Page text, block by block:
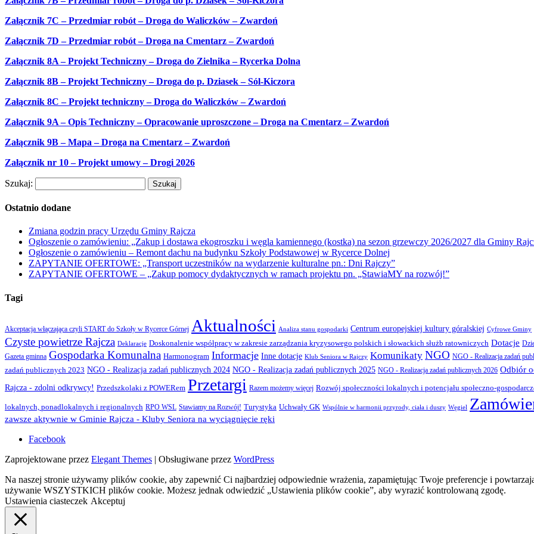
Załącznik 7C – Przedmiar robót – Droga do Waliczków – Zwardoń
Załącznik 7D – Przedmiar robót – Droga na Cmentarz – Zwardoń
Załącznik 8A – Projekt Techniczny – Droga do Zielnika – Rycerka Dolna
Załącznik 8B – Projekt Techniczny – Droga do p. Dziasek – Sól-Kiczora
Załącznik 8C – Projekt techniczny – Droga do Waliczków – Zwardoń
Załącznik 9A – Opis Techniczny – Opracowanie uproszczone – Droga na Cmentarz – Zwardoń
Załącznik 9B – Mapa – Droga na Cmentarz – Zwardoń
Załącznik nr 10 – Projekt umowy – Drogi 2026
Szukaj:
Ostatnio dodane
Zmiana godzin pracy Urzędu Gminy Rajcza
Ogłoszenie o zamówieniu: „Zakup i dostawa ekogroszku i węgla kamiennego (kostka) na sezon grzewczy 2026/2027 dla Gminy
Ogłoszenie o zamówieniu – Remont dachu na budynku Szkoły Podstawowej w Rycerce Dolnej
ZAPYTANIE OFERTOWE: „Transport uczestników na wydarzenie kulturalne pn.: Dni Rajczy”
ZAPYTANIE OFERTOWE – „Zakup pomocy dydaktycznych w ramach projektu pn. „StawiaMY na rozwój!”
Tagi
Akceptacja włączająca czyli START do Szkoły w Rycerce Górnej Aktualności Analiza stanu gospodarki Centrum europejskiej kultury góralskiej Cyfrowe Gminy
Czyste powietrze Rajcza Deklaracje Doskonalenie współpracy w zakresie zarządzania kryzysowego polskich i słowackich służb ratowniczych Dotacje
Gazeta gminna Gospodarka Komunalna Harmonogram Informacje Inne dotacje Klub Seniora w Rajczy Komunikaty NGO NGO - Realizacja zadań
zadań publicznych 2023 NGO - Realizacja zadań publicznych 2024 NGO - Realizacja zadań publicznych 2025 NGO - Realizacja zadań publicznych 2026 Odbiór
Rajcza - zdolni odkrywcy! Przedszkolaki z POWERem Przetargi Razem możemy więcej Rozwój społeczności lokalnych i potencjału społeczno-
lokalnych, ponadlokalnych i regionalnych RPO WSL Stawiamy na Rozwój! Turystyka Uchwały GK Wspólnie w harmonii przyrody, ciała i duszy Węgiel
zawsze aktywnie w Gminie Rajcza - Kluby Seniora na wyciągnięcie ręki
Facebook
Zaprojektowane przez Elegant Themes | Obsługiwane przez WordPress
Na naszej stronie używamy plików cookie, aby zapewnić Ci najbardziej odpowiednie wrażenia, zapamiętując Twoje preferencje i
używanie WSZYSTKICH plików cookie. Możesz jednak odwiedzić „Ustawienia plików cookie”, aby wyrazić kontrolowaną zgodę.
Ustawienia ciasteczek Akceptuj